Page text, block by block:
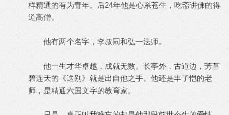
样精通的有为青年。后24年他是心系苍生，吃斋讲佛的得
道高僧。
他有两个名字，李叔同和弘一法师。
他一生才华卓越，成就无数。长亭外，古道边，芳草
碧连天的《送别》就是出自他之手。他还是丰子恺的老
师，是精通六国文字的教育家。